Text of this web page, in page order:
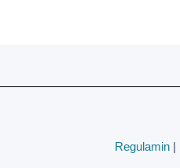
Regulamin